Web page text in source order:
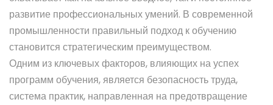
развитие профессиональных умений. В современной
промышленности правильный подход к обучению
становится стратегическим преимуществом.
Одним из ключевых факторов, влияющих на успех
программ обучения, является безопасность труда,
система практик, направленная на предотвращение